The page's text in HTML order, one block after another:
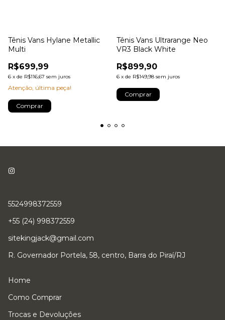
Tênis Vans Hylane Metallic
Multi
R$699,99
6 x de R$116,67 sem juros
Atenção, última peça!
Comprar
Tênis Vans Ultrarange Neo
VR3 Black White
R$899,90
6 x de R$149,98 sem juros
Comprar
5524998372559
+55 (24) 998372559
sitekingjack@gmail.com
R. Governador Portela, 58, centro, Barra do Piraí/RJ
Home
Como Comprar
Trocas e Devoluções